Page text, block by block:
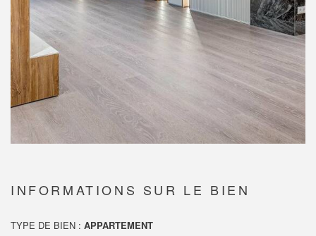
INFORMATIONS SUR LE BIEN
TYPE DE BIEN : APPARTEMENT